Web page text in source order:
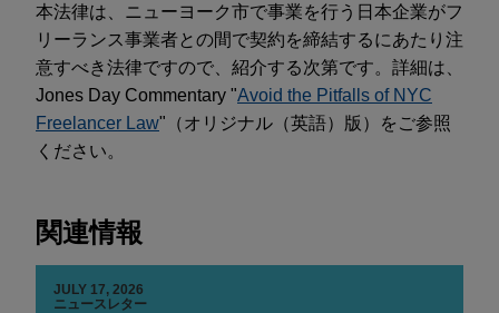
本法律は、ニューヨーク市で事業を行う日本企業がフ
リーランス事業者との間で契約を締結するにあたり注
意すべき法律ですので、紹介する次第です。詳細は、
Jones Day Commentary "Avoid the Pitfalls of NYC
Freelancer Law"（オリジナル（英語）版）をご参照
ください。
関連情報
JULY 17, 2026
ニュースレター